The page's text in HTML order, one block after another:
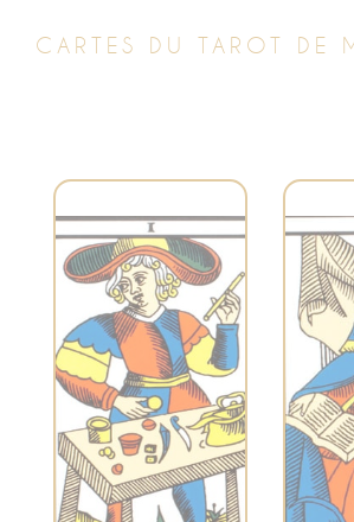
CARTES DU TAROT DE
Représente la
créativité, le
potentiel inexploré
et les débuts. Le
Bateleur indique
une opportunité de
prendre des
mesures concrètes
pour réaliser vos
aspirations.
et
votre